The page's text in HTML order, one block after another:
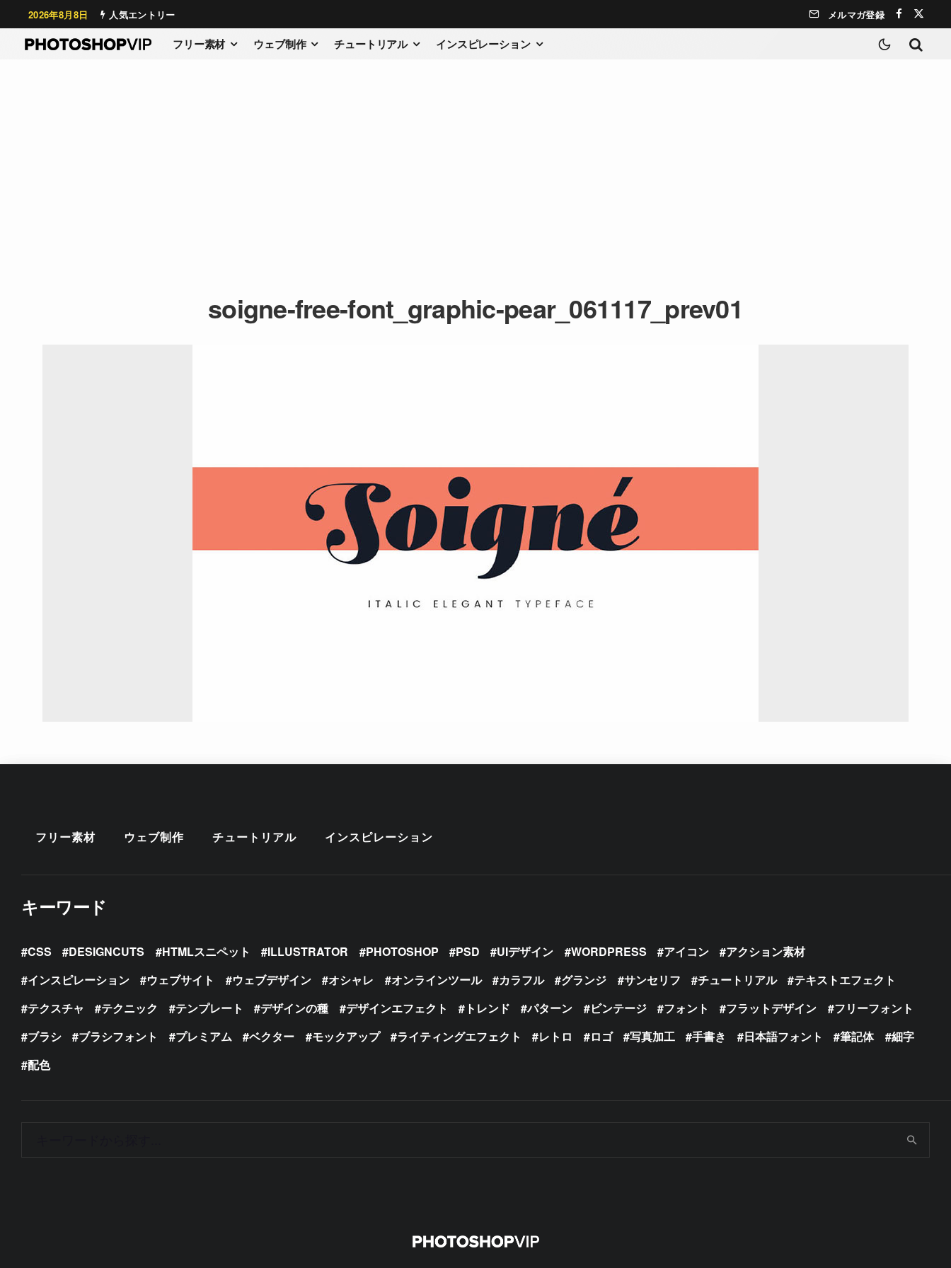
2026年8月8日 人気エントリー メルマガ登録
フリー素材 ウェブ制作 チュートリアル インスピレーション
soigne-free-font_graphic-pear_061117_prev01
フリー素材 ウェブ制作 チュートリアル インスピレーション
キーワード
CSS DESIGNCUTS HTMLスニペット ILLUSTRATOR PHOTOSHOP PSD UIデザイン WORDPRESS アイコン
アクション素材
インスピレーション
ウェブサイト ウェブデザイン オシャレ オンラインツール カラフル グランジ サンセリフ チュートリアル
テキストエフェクト
テクスチャ
テクニック テンプレート デザインの種 デザインエフェクト トレンド パターン ビンテージ フォント フラットデザイン
フリーフォント
ブラシ
ブラシフォント プレミアム ベクター モックアップ ライティングエフェクト レトロ ロゴ 写真加工 手書き 日本語フォント 筆記体
細字
配色